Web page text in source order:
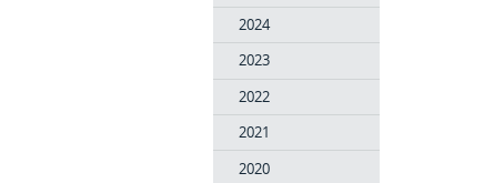
2024
2023
2022
2021
2020